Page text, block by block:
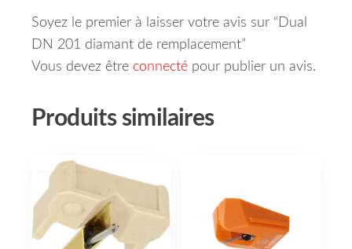
Soyez le premier à laisser votre avis sur “Dual
DN 201 diamant de remplacement”
Vous devez être connecté pour publier un avis.
Produits similaires